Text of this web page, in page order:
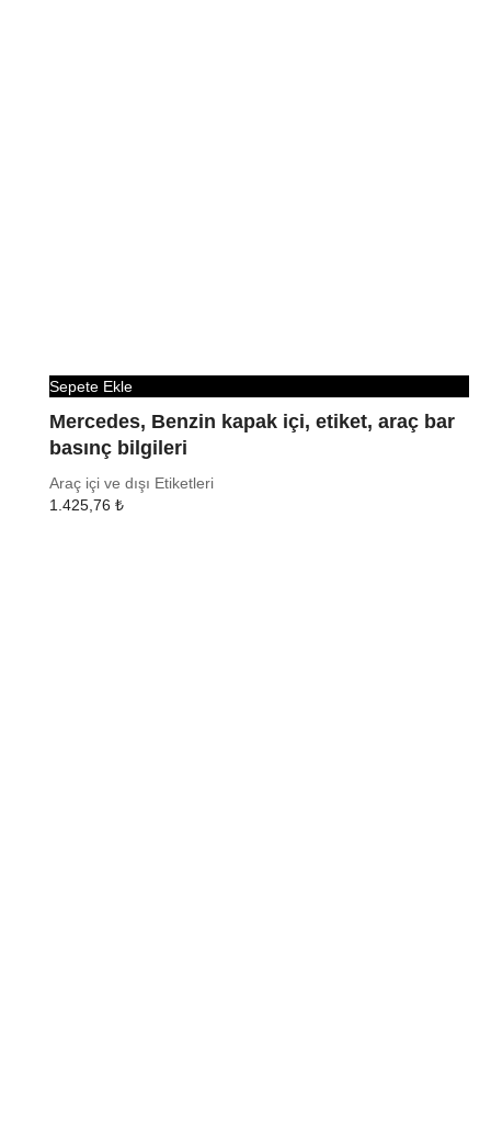
Sepete Ekle
Mercedes, Benzin kapak içi, etiket, araç bar
basınç bilgileri
Araç içi ve dışı Etiketleri
1.425,76 ₺